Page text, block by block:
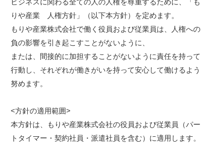
ビジネスに関わる全ての人の人権を尊重するために、「も
りや産業 人権方針」（以下本方針）を定めます。
もりや産業株式会社で働く役員および従業員は、人権への
負の影響を引き起こすことがないように、
または、間接的に加担することがないように責任を持って
行動し、それぞれが働きがいを持って安心して働けるよう
努めます。
<方針の適用範囲>
本方針は、もりや産業株式会社の役員および従業員（パー
トタイマー・契約社員・派遣社員を含む）に適用します。